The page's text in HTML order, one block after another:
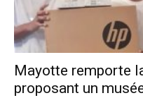
Mayotte remporte
proposant un